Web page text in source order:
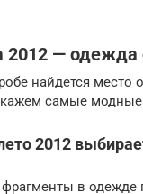
2012 — одежда
найдется место
самые
2012
в одежде